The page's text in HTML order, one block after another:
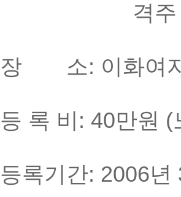
격주 토요
장 소: 이화여자
등 록 비: 40만원
등록기간: 2006년